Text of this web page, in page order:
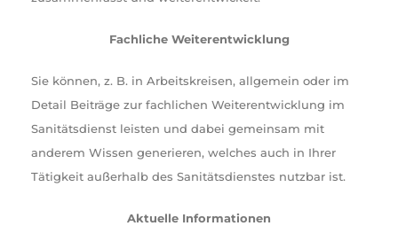
Fachliche Weiterentwicklung
Sie können, z. B. in Arbeitskreisen, allgemein oder im
Detail Beiträge zur fachlichen Weiterentwicklung im
Sanitätsdienst leisten und dabei gemeinsam mit
anderem Wissen generieren, welches auch in Ihrer
Tätigkeit außerhalb des Sanitätsdienstes nutzbar ist.
Aktuelle Informationen